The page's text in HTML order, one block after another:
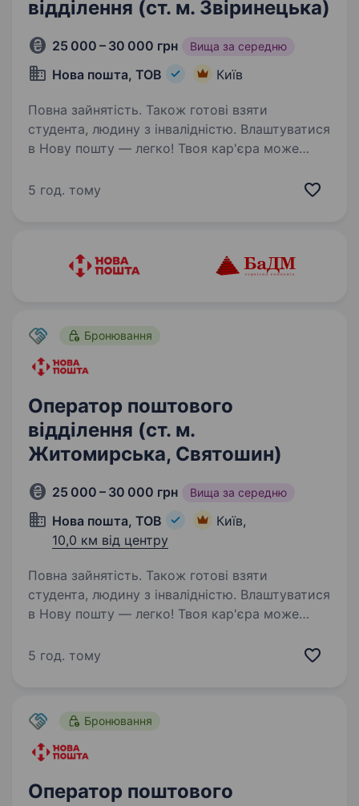
відділення (ст. м. Звіринецька)
25 000 – 30 000 грн Вища за середню
Нова пошта, ТОВ Київ
Повна зайнятість. Також готові взяти
студента, людину з інвалідністю. Влаштуватися
в Нову пошту — легко! Твоя кар'єра може
ми в пошуку оператора поштового відділення.
5 год. тому
Бронювання
Оператор поштового
відділення (ст. м.
Житомирська, Святошин)
25 000 – 30 000 грн Вища за середню
Нова пошта, ТОВ
Київ,
10,0 км від центру
Повна зайнятість. Також готові взяти
студента, людину з інвалідністю. Влаштуватися
в Нову пошту — легко! Твоя кар'єра може
ми в пошуку оператора поштового відділення.
5 год. тому
Бронювання
Оператор поштового